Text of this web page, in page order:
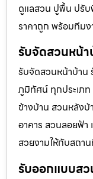
ดูแลสวน ปูพื้น ปรั
ราคาถูก พร้อมทีม
รับจัดสวนหน้า
รับจัดสวนหน้าบ้าน
ภูมิทัศน์ ทุกประเภท
ข้างบ้าน สวนหลัง
อาคาร สวนลอยฟ้
สวยงามให้กับสถา
รับออกแบบสว